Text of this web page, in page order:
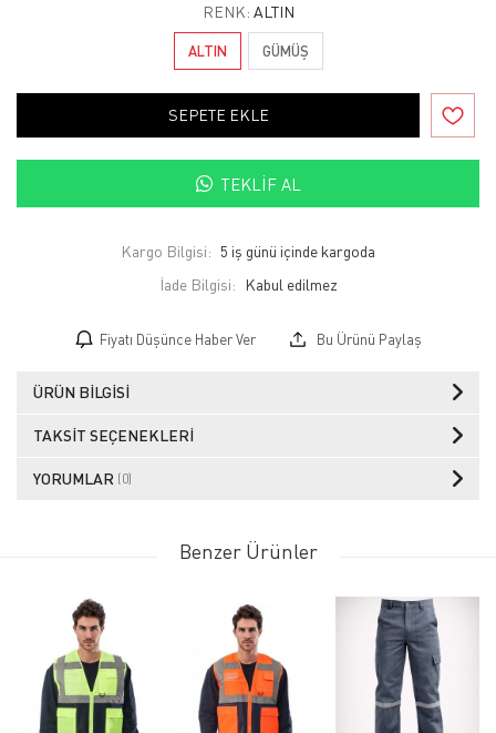
RENK: ALTIN
ALTIN GÜMÜŞ
SEPETE EKLE
TEKLIF AL
Kargo Bilgisi: 5 iş günü içinde kargoda
İade Bilgisi:
Fiyatı Düşünce Haber Ver Bu Ürünü Paylaş
ÜRÜN BILGISI
TAKSIT SEÇENEKLERI
YORUMLAR (0)
Benzer Ürünler